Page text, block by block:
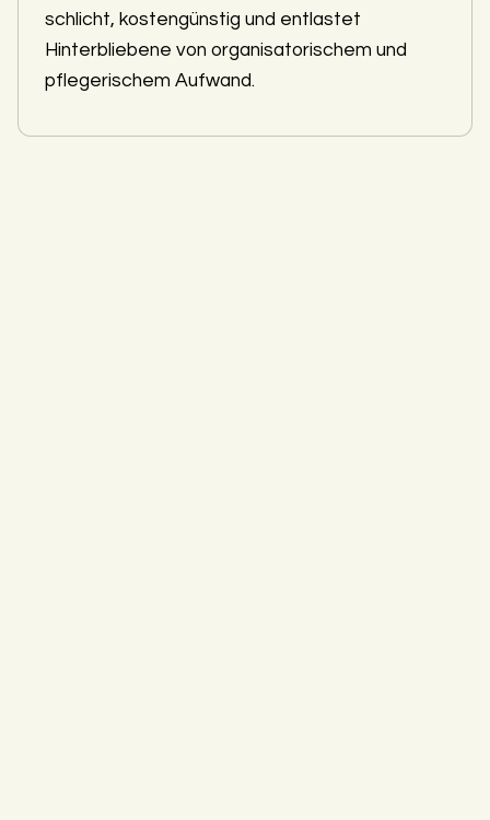
schlicht, kostengünstig und entlastet
Hinterbliebene von organisatorischem und
pflegerischem Aufwand.